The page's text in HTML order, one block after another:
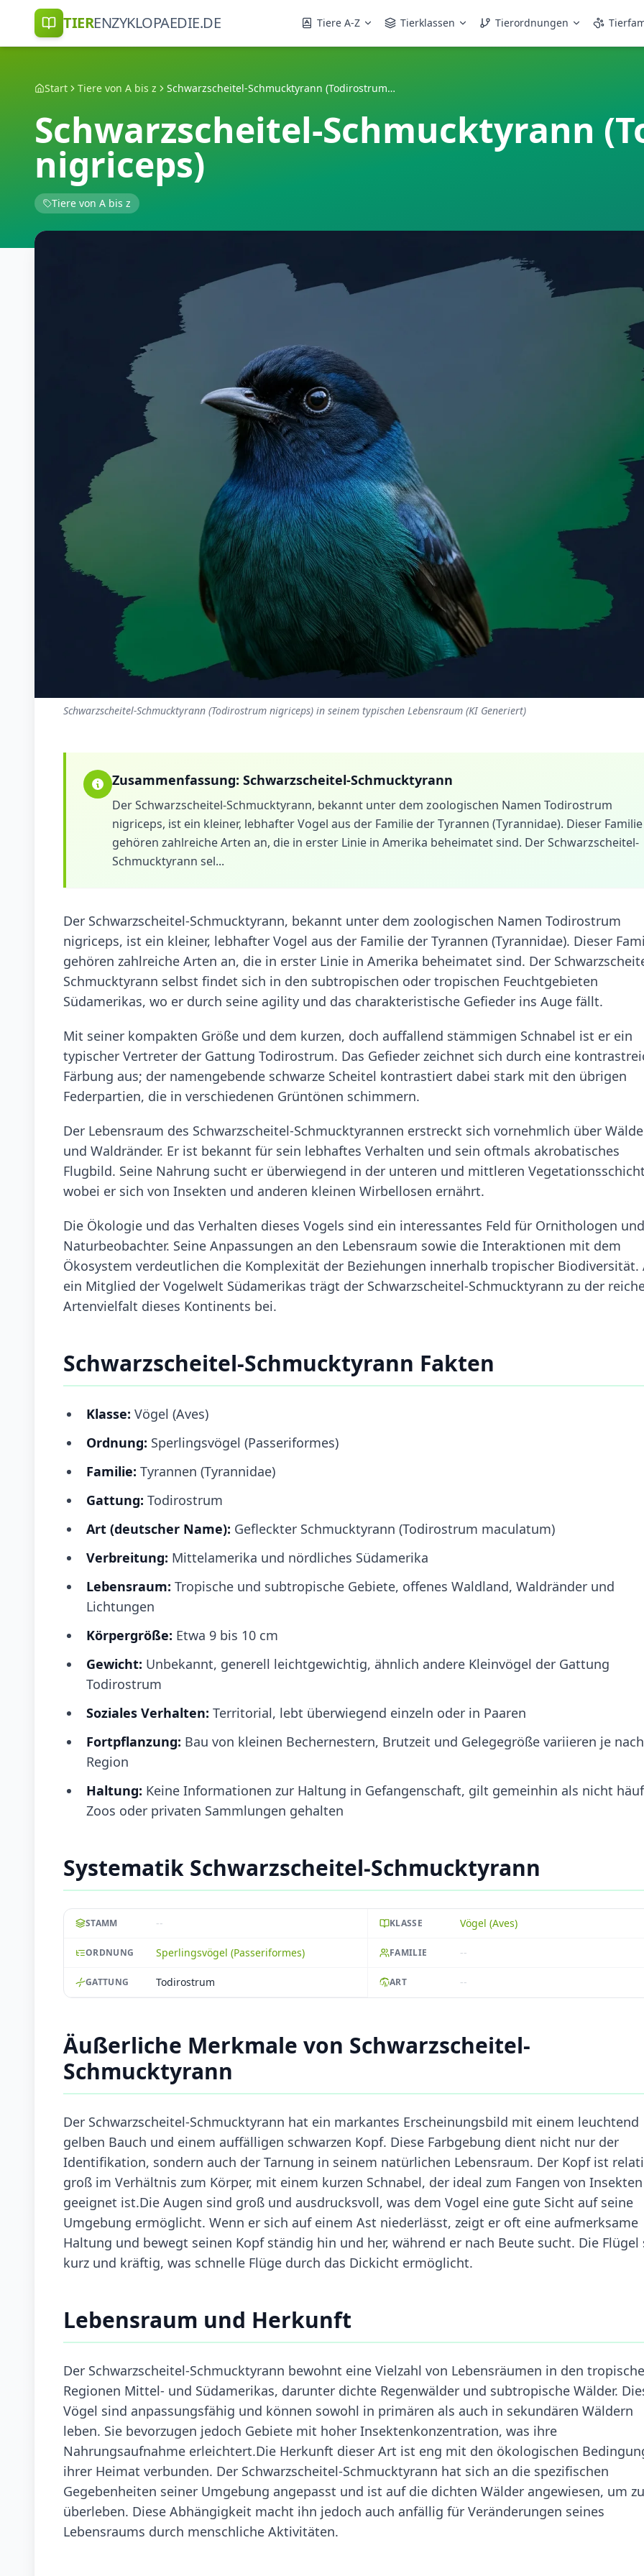
TIERENZYKLOPAEDIE.DE Tiere A-Z Tierklassen Tierordnungen
Start Tiere von A bis z Schwarzscheitel-Schmucktyrann (Todirostrum nigriceps)
Schwarzscheitel-Schmucktyrann
nigriceps)
Tiere von A bis z
Schwarzscheitel-Schmucktyrann (Todirostrum nigriceps) in seinem typischen Lebensraum (KI Generiert)
Zusammenfassung: Schwarzscheitel-Schmucktyrann
Der Schwarzscheitel-Schmucktyrann, bekannt unter dem zoologischen Namen Todirostrum
nigriceps, ist ein kleiner, lebhafter Vogel aus der Familie der Tyrannen (Tyrannidae). Dieser Familie
gehören zahlreiche Arten an, die in erster Linie in Amerika beheimatet sind. Der Schwarzscheitel-
Schmucktyrann sel...
Der Schwarzscheitel-Schmucktyrann, bekannt unter dem zoologischen Namen Todirostrum
nigriceps, ist ein kleiner, lebhafter Vogel aus der Familie der Tyrannen (Tyrannidae). Dieser
gehören zahlreiche Arten an, die in erster Linie in Amerika beheimatet sind. Der
Schmucktyrann selbst findet sich in den subtropischen oder tropischen Feuchtgebieten
Südamerikas, wo er durch seine agility und das charakteristische Gefieder ins Auge fällt.
Mit seiner kompakten Größe und dem kurzen, doch auffallend stämmigen Schnabel ist er ein
typischer Vertreter der Gattung Todirostrum. Das Gefieder zeichnet sich durch eine
Färbung aus; der namengebende schwarze Scheitel kontrastiert dabei stark mit den übrigen
Federpartien, die in verschiedenen Grüntönen schimmern.
Der Lebensraum des Schwarzscheitel-Schmucktyrannen erstreckt sich vornehmlich über
und Waldränder. Er ist bekannt für sein lebhaftes Verhalten und sein oftmals akrobatisches
Flugbild. Seine Nahrung sucht er überwiegend in der unteren und mittleren
wobei er sich von Insekten und anderen kleinen Wirbellosen ernährt.
Die Ökologie und das Verhalten dieses Vogels sind ein interessantes Feld für Ornithologen und
Naturbeobachter. Seine Anpassungen an den Lebensraum sowie die Interaktionen mit dem
Ökosystem verdeutlichen die Komplexität der Beziehungen innerhalb tropischer Biodiversität.
ein Mitglied der Vogelwelt Südamerikas trägt der Schwarzscheitel-Schmucktyrann zu der
Artenvielfalt dieses Kontinents bei.
Schwarzscheitel-Schmucktyrann Fakten
Klasse: Vögel (Aves)
Ordnung: Sperlingsvögel (Passeriformes)
Familie: Tyrannen (Tyrannidae)
Gattung: Todirostrum
Art (deutscher Name): Gefleckter Schmucktyrann (Todirostrum maculatum)
Verbreitung: Mittelamerika und nördliches Südamerika
Lebensraum: Tropische und subtropische Gebiete, offenes Waldland, Waldränder und
Lichtungen
Körpergröße: Etwa 9 bis 10 cm
Gewicht: Unbekannt, generell leichtgewichtig, ähnlich andere Kleinvögel der Gattung
Todirostrum
Soziales Verhalten: Territorial, lebt überwiegend einzeln oder in Paaren
Fortpflanzung: Bau von kleinen Bechernestern, Brutzeit und Gelegegröße variieren je nach
Region
Haltung: Keine Informationen zur Haltung in Gefangenschaft, gilt gemeinhin als nicht
Zoos oder privaten Sammlungen gehalten
Systematik Schwarzscheitel-Schmucktyrann
STAMM -- KLASSE Vögel (Aves)
ORDNUNG Sperlingsvögel (Passeriformes) FAMILIE --
GATTUNG Todirostrum ART --
Äußerliche Merkmale von Schwarzscheitel-
Schmucktyrann
Der Schwarzscheitel-Schmucktyrann hat ein markantes Erscheinungsbild mit einem leuchtend
gelben Bauch und einem auffälligen schwarzen Kopf. Diese Farbgebung dient nicht nur der
Identifikation, sondern auch der Tarnung in seinem natürlichen Lebensraum. Der Kopf ist
groß im Verhältnis zum Körper, mit einem kurzen Schnabel, der ideal zum Fangen von Insekten
geeignet ist.Die Augen sind groß und ausdrucksvoll, was dem Vogel eine gute Sicht auf seine
Umgebung ermöglicht. Wenn er sich auf einem Ast niederlässt, zeigt er oft eine aufmerksame
Haltung und bewegt seinen Kopf ständig hin und her, während er nach Beute sucht. Die Flügel
kurz und kräftig, was schnelle Flüge durch das Dickicht ermöglicht.
Lebensraum und Herkunft
Der Schwarzscheitel-Schmucktyrann bewohnt eine Vielzahl von Lebensräumen in den
Regionen Mittel- und Südamerikas, darunter dichte Regenwälder und subtropische Wälder.
Vögel sind anpassungsfähig und können sowohl in primären als auch in sekundären Wäldern
leben. Sie bevorzugen jedoch Gebiete mit hoher Insektenkonzentration, was ihre
Nahrungsaufnahme erleichtert.Die Herkunft dieser Art ist eng mit den ökologischen
ihrer Heimat verbunden. Der Schwarzscheitel-Schmucktyrann hat sich an die spezifischen
Gegebenheiten seiner Umgebung angepasst und ist auf die dichten Wälder angewiesen, um zu
überleben. Diese Abhängigkeit macht ihn jedoch auch anfällig für Veränderungen seines
Lebensraums durch menschliche Aktivitäten.